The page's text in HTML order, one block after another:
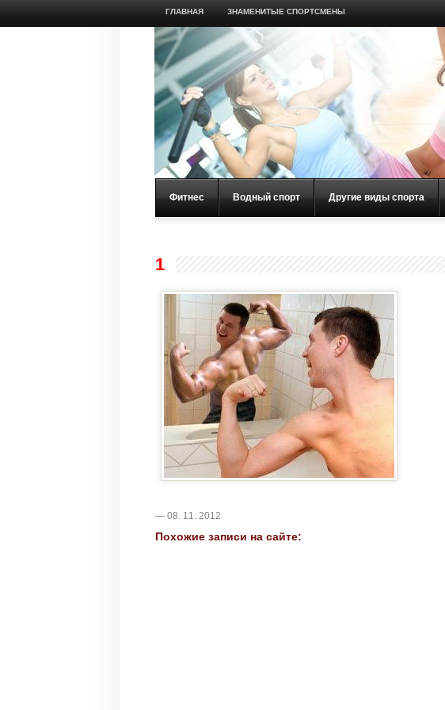
ГЛАВНАЯ ЗНАМЕНИТЫЕ СПОРТСМЕНЫ
Фитнес Водный спорт Другие виды спорта
1
— 08. 11. 2012
Похожие записи на сайте: